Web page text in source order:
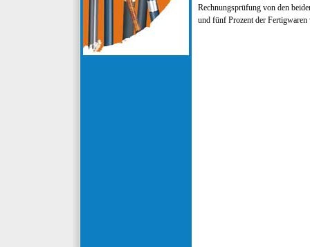
Rechnungsprüfung von den
und fünf Prozent der